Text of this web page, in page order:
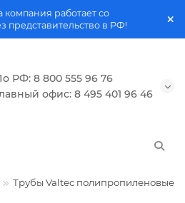
работает со
представительство в РФ!
РФ: 8 800 555 96 76
офис: 8 495 401 96 46
Трубы Valtec полипропиленовые